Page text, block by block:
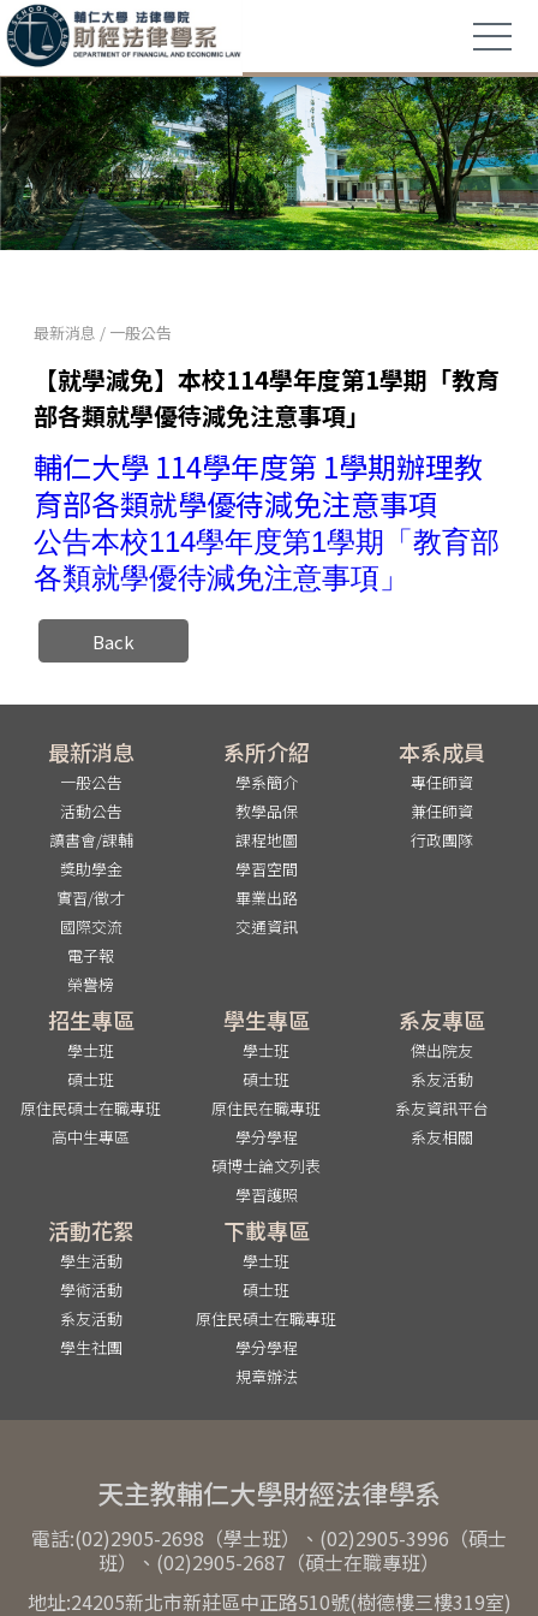
最新消息 / 一般公告
【就學減免】本校114學年度第1學期「教育
部各類就學優待減免注意事項」
輔仁大學 114學年度第 1學期辦理教
育部各類就學優待減免注意事項
公告本校114學年度第1學期「教育部
各類就學優待減免注意事項」
Back
最新消息
一般公告
活動公告
讀書會/課輔
獎助學金
實習/徵才
國際交流
電子報
榮譽榜
系所介紹
學系簡介
教學品保
課程地圖
學習空間
畢業出路
交通資訊
本系成員
專任師資
兼任師資
行政團隊
招生專區
學士班
碩士班
原住民碩士在職專班
高中生專區
學生專區
學士班
碩士班
原住民在職專班
學分學程
碩博士論文列表
學習護照
系友專區
傑出院友
系友活動
系友資訊平台
系友相關
活動花絮
學生活動
學術活動
系友活動
學生社團
下載專區
學士班
碩士班
原住民碩士在職專班
學分學程
規章辦法
天主教輔仁大學財經法律學系
電話:(02)2905-2698（學士班）、(02)2905-3996（碩士
班）、(02)2905-2687（碩士在職專班）
地址:24205新北市新莊區中正路510號(樹德樓三樓319室)